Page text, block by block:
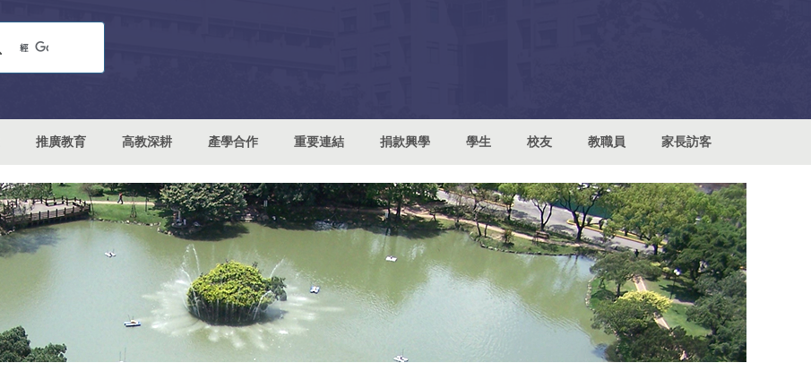
推廣教育 高教深耕 產學合作 重要連結 捐款興學 學生 校友 教職員 家長訪客